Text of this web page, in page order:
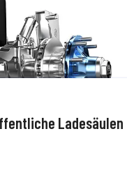
Ladesäulen